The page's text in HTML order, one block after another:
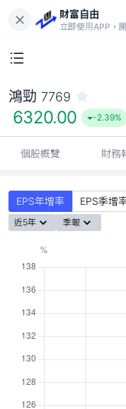
財富自由
立即使用APP，
鴻勁 7769
6320.00 -2.39%
個股概覽 財務
EPS年增率 EPS季增
近5年 季報